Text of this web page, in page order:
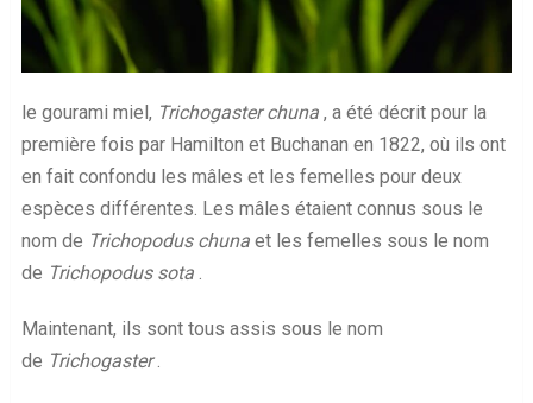
le gourami miel, Trichogaster chuna, a été décrit pour la
première fois par Hamilton et Buchanan en 1822, où ils ont
en fait confondu les mâles et les femelles pour deux
espèces différentes. Les mâles étaient connus sous le
nom de Trichopodus chunaet les femelles sous le nom
de Trichopodus sota.
Maintenant, ils sont tous assis sous le nom
de Trichogaster.